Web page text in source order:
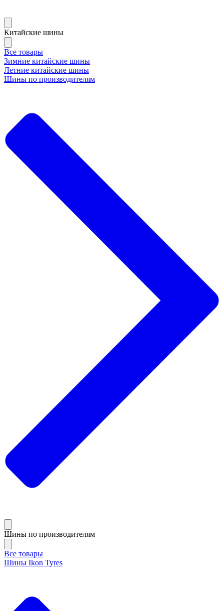
Китайские шины
Все товары
Зимние китайские шины
Летние китайские шины
Шины по производителям
Шины по производителям
Все товары
Шины Ikon Tyres